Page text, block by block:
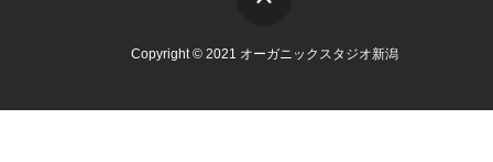
Copyright © 2021 オーガニックスタジオ新潟